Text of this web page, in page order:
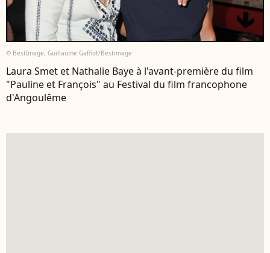
© BestImage, Guillaume Gaffiot/Bestimage
Laura Smet et Nathalie Baye à l'avant-première du film
"Pauline et François" au Festival du film francophone
d'Angoulême